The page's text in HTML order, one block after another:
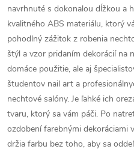
navrhnuté s dokonalou dĺžkou a
kvalitného ABS materiálu, ktorý
pohodlný zážitok z robenia
štýl a vzor pridaním dekorácií na
domáce použitie, ale aj
študentov nail art a
nechtové salóny. Je ľahké ich
tvaru, ktorý sa vám páči. Po
ozdobení farebnými dekoráciami
držia farbu bez toho, aby sa